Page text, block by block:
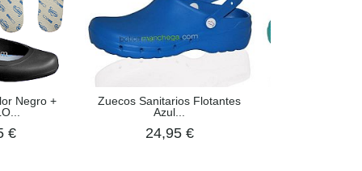
Negro +
€
Zuecos Sanitarios Flotantes
Azul...
24,95 €